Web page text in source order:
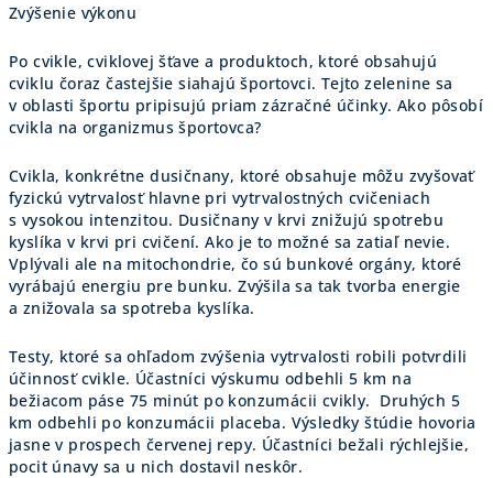
Zvýšenie výkonu
Po cvikle, cviklovej šťave a produktoch, ktoré obsahujú
cviklu čoraz častejšie siahajú športovci. Tejto zelenine sa
v oblasti športu pripisujú priam zázračné účinky. Ako pôsobí
cvikla na organizmus športovca?
Cvikla, konkrétne dusičnany, ktoré obsahuje môžu zvyšovať
fyzickú vytrvalosť hlavne pri vytrvalostných cvičeniach
s vysokou intenzitou. Dusičnany v krvi znižujú spotrebu
kyslíka v krvi pri cvičení. Ako je to možné sa zatiaľ nevie.
Vplývali ale na mitochondrie, čo sú bunkové orgány, ktoré
vyrábajú energiu pre bunku. Zvýšila sa tak tvorba energie
a znižovala sa spotreba kyslíka.
Testy, ktoré sa ohľadom zvýšenia vytrvalosti robili potvrdili
účinnosť cvikle. Účastníci výskumu odbehli 5 km na
bežiacom páse 75 minút po konzumácii cvikly. Druhých 5
km odbehli po konzumácii placeba. Výsledky štúdie hovoria
jasne v prospech červenej repy. Účastníci bežali rýchlejšie,
pocit únavy sa u nich dostavil neskôr.